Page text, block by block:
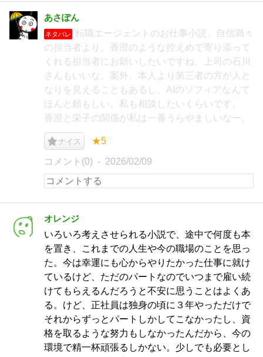
あさぽん
ネタバレ
転職エージェントのお仕事小説。自信満々
の担当者より、香澄のような控えめで寄り添って
くれる担当者にお願いしたいですね。上司の石川
さんもいいな。案外、本人より第三者の方が人と
なりを見えることもあるし、AIのソフィアなんて
ほんと頼もしい。私も相談したいくらいです。
香澄と栄子の関係が私は一番うらやましいなー。
ナイス ★5
コメント(0) 2026/02/09
オレンジ
いろいろ考えさせられる小説で、途中で何度も本
を置き、これまでの人生や今の職場のことを思っ
た。今は幸運にも心からやりたかった仕事に就け
ているけど、ただのパートなのでいつまで雇い続
けてもらえるんだろうと不安に思うことはよくあ
る。けど、正社員は独身の頃に３年やっただけで
それからずっとパートしかしてこなかったし、資
格を取るような努力もしなかったんだから、今の
環境で精一杯頑張るしかない。少しでも必要とし